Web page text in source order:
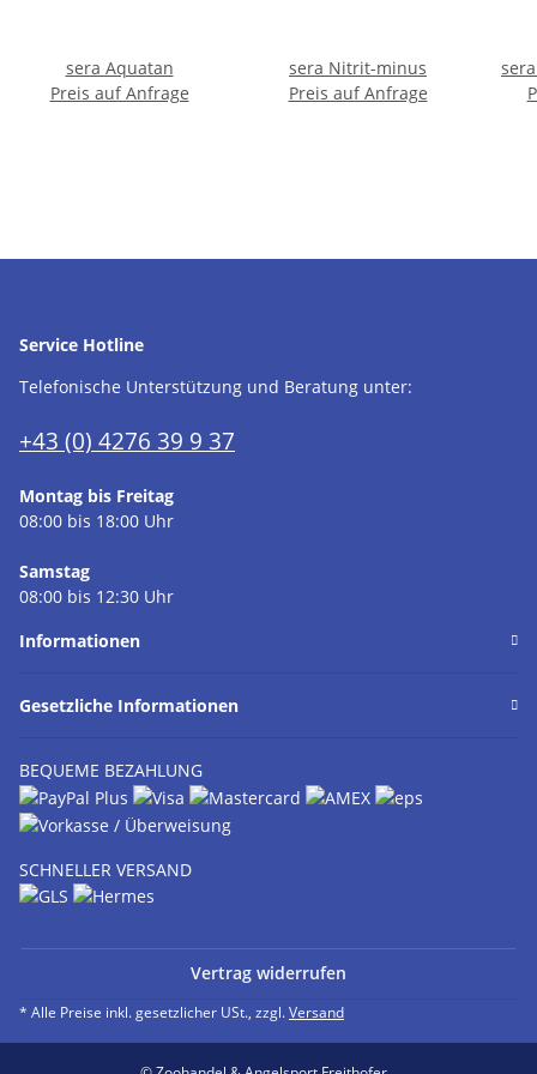
sera Aquatan
Preis auf Anfrage
sera Nitrit-minus
Preis auf Anfrage
Service Hotline
Telefonische Unterstützung und Beratung unter:
+43 (0) 4276 39 9 37
Montag bis Freitag
08:00 bis 18:00 Uhr
Samstag
08:00 bis 12:30 Uhr
Informationen
Gesetzliche Informationen
BEQUEME BEZAHLUNG
SCHNELLER VERSAND
Vertrag widerrufen
* Alle Preise inkl. gesetzlicher USt., zzgl.Versand